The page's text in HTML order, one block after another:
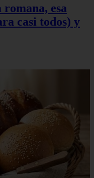
romana, esa
casi todos) y